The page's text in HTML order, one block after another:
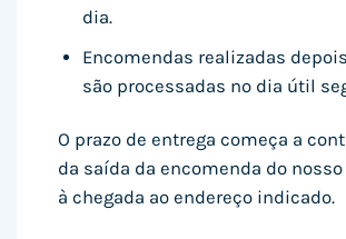
dia.
Encomendas realizadas
são processadas no dia útil
O prazo de entrega começa a
da saída da encomenda do
à chegada ao endereço indicado.